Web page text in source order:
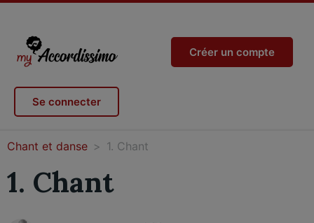
Créer un compte
Se connecter
Chant et danse 1. Chant
1. Chant